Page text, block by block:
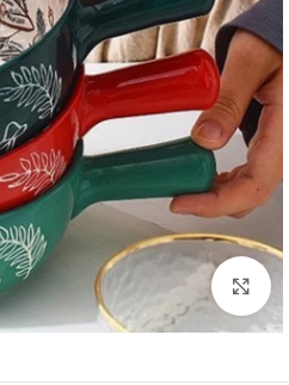
بزرگنمایی تصویر